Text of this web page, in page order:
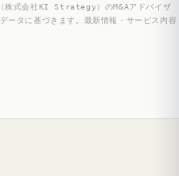
株式会社KI Strategy）のM&Aアドバイザ
ータに基づきます。最新情報・サービス内容